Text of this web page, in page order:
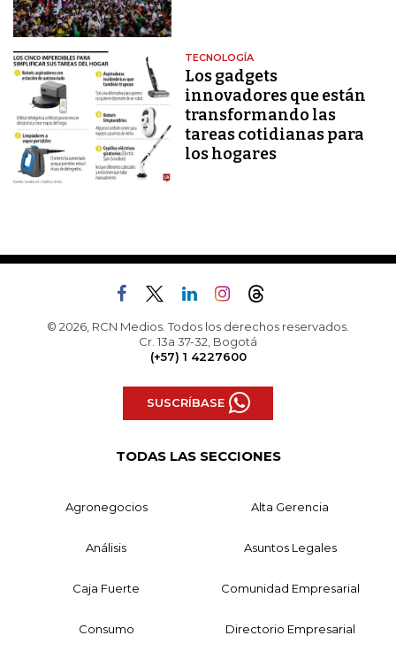
TECNOLOGÍA
Los gadgets
innovadores que están
transformando las
tareas cotidianas para
los hogares
© 2026, RCN Medios. Todos los derechos reservados.
Cr. 13a 37-32, Bogotá
(+57) 1 4227600
SUSCRÍBASE
TODAS LAS SECCIONES
Agronegocios Alta Gerencia
Análisis Asuntos Legales
Caja Fuerte Comunidad Empresarial
Consumo Directorio Empresarial